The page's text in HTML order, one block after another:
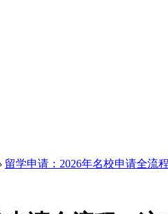
› 留学申请：2026年名校申请全流